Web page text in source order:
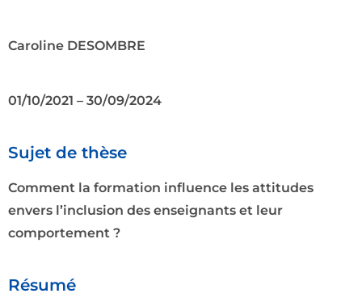
Caroline DESOMBRE
01/10/2021 – 30/09/2024
Sujet de thèse
Comment la formation influence les attitudes
envers l’inclusion des enseignants et leur
comportement ?
Résumé